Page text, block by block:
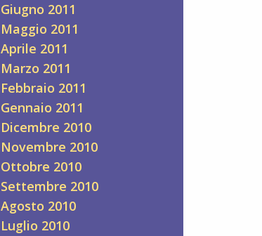
Giugno 2011
Maggio 2011
Aprile 2011
Marzo 2011
Febbraio 2011
Gennaio 2011
Dicembre 2010
Novembre 2010
Ottobre 2010
Settembre 2010
Agosto 2010
Luglio 2010